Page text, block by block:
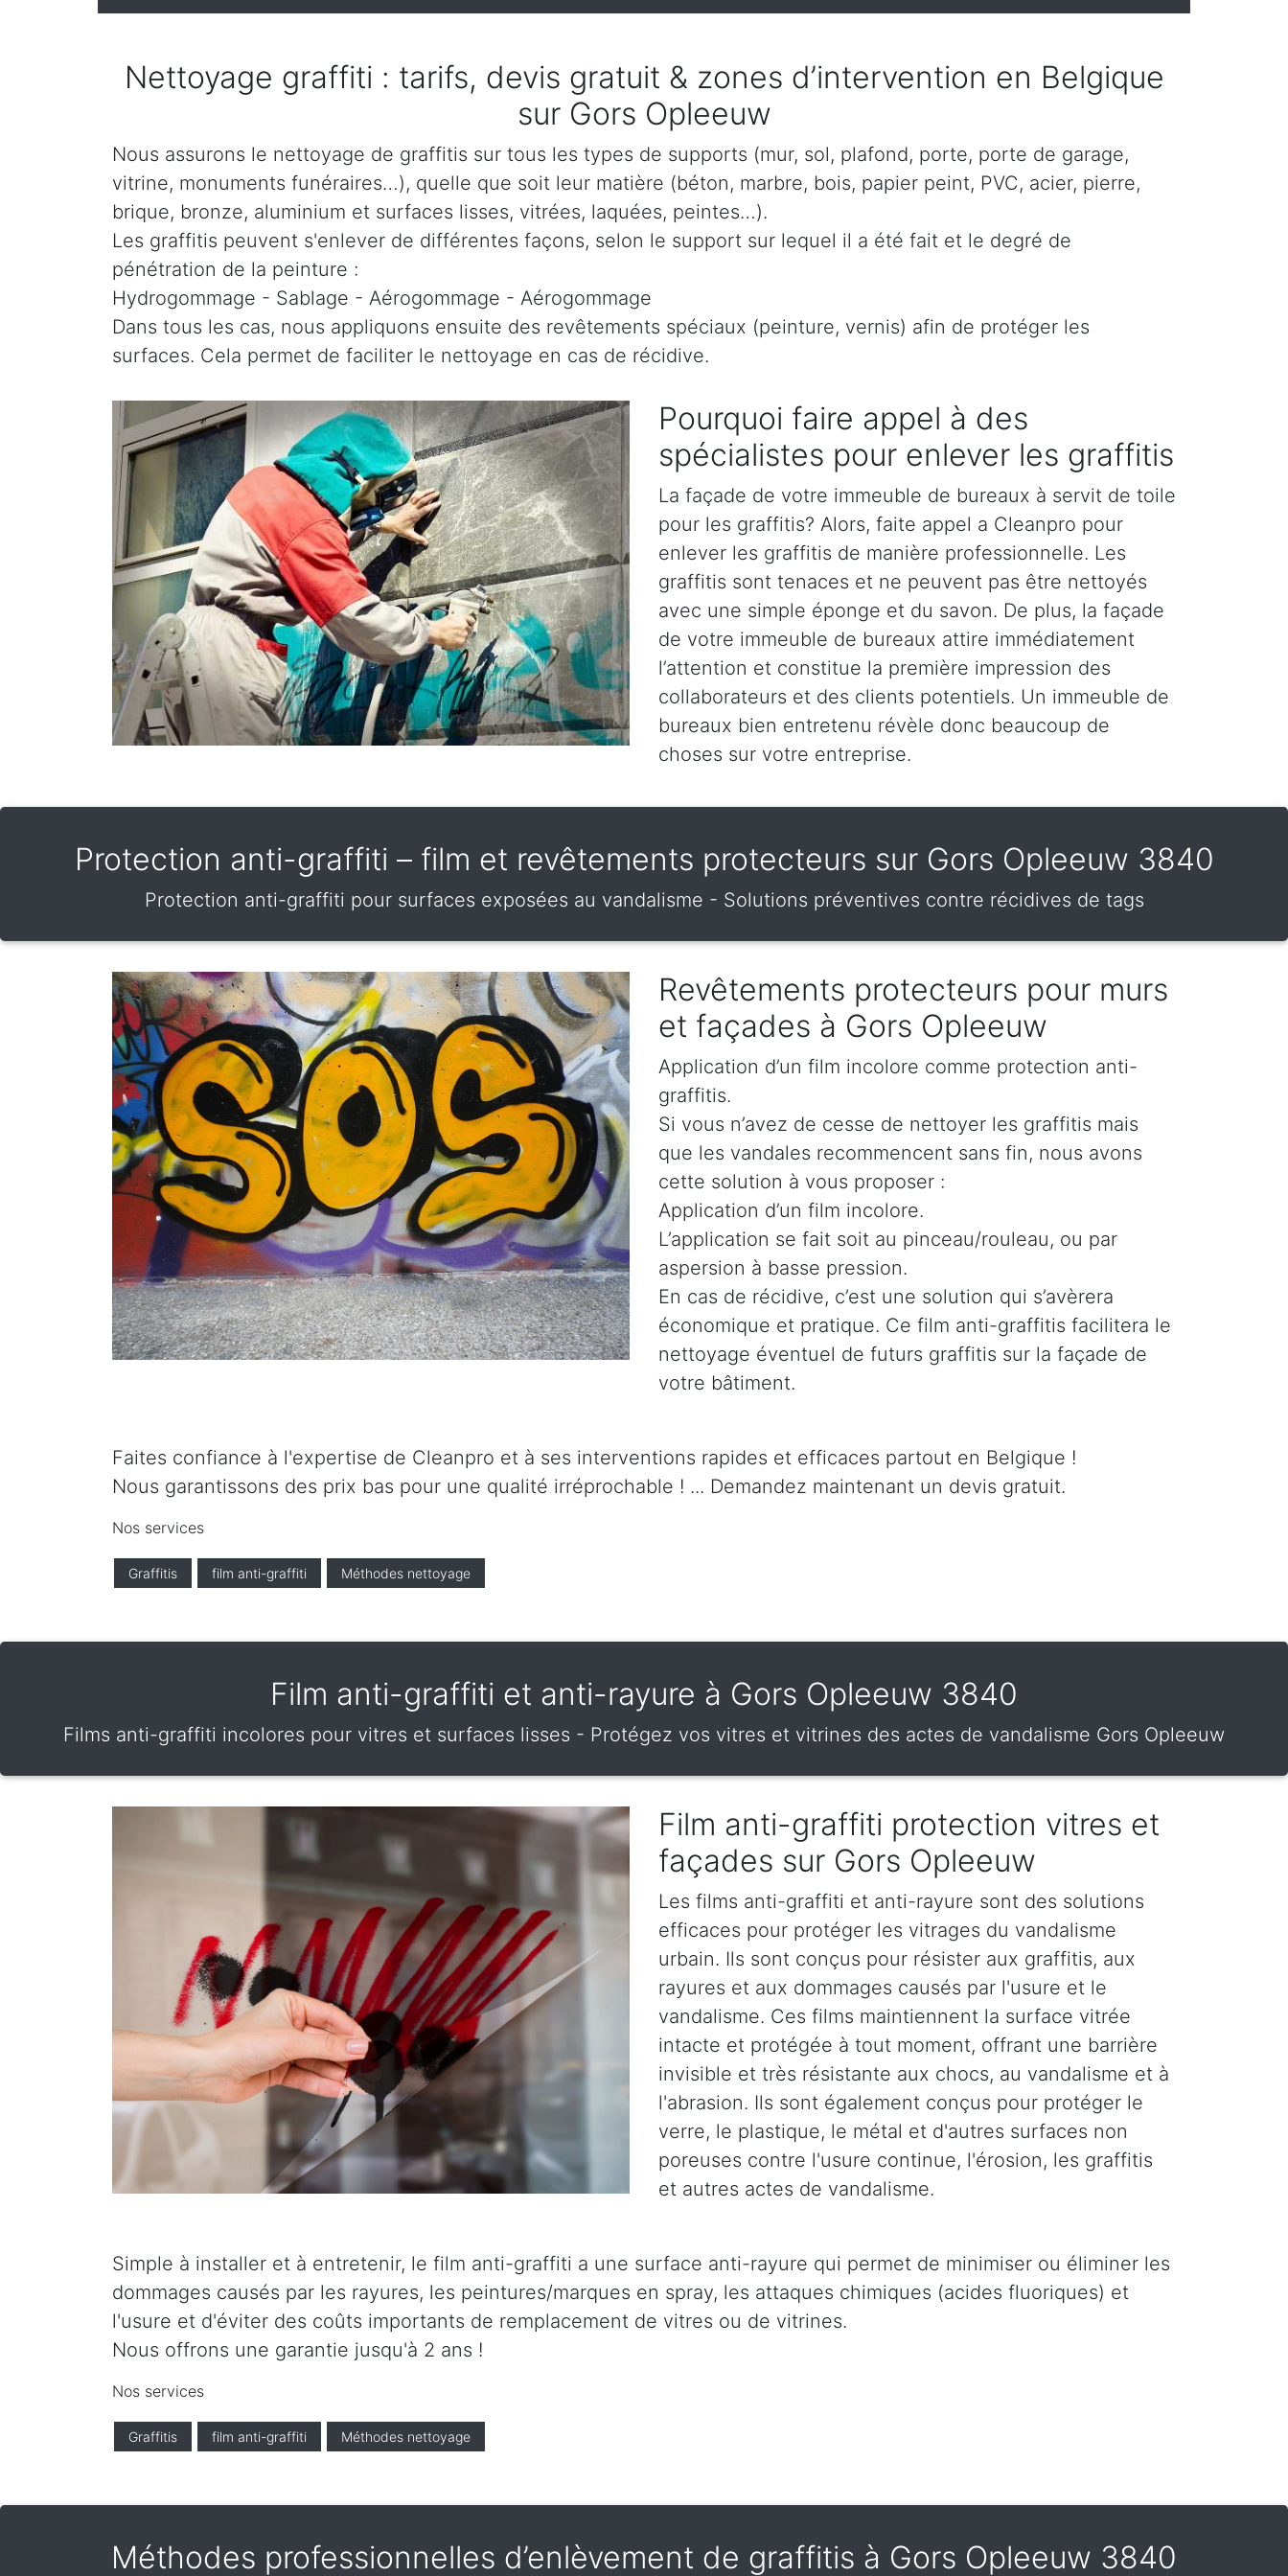
Nettoyage graffiti : tarifs, devis gratuit & zones d’intervention en Belgique
sur Gors Opleeuw
Nous assurons le nettoyage de graffitis sur tous les types de supports (mur, sol, plafond, porte, porte de garage,
vitrine, monuments funéraires…), quelle que soit leur matière (béton, marbre, bois, papier peint, PVC, acier, pierre,
brique, bronze, aluminium et surfaces lisses, vitrées, laquées, peintes…).
Les graffitis peuvent s'enlever de différentes façons, selon le support sur lequel il a été fait et le degré de
pénétration de la peinture :
Hydrogommage - Sablage - Aérogommage - Aérogommage
Dans tous les cas, nous appliquons ensuite des revêtements spéciaux (peinture, vernis) afin de protéger les
surfaces. Cela permet de faciliter le nettoyage en cas de récidive.
Pourquoi faire appel à des
spécialistes pour enlever les graffitis
La façade de votre immeuble de bureaux à servit de toile
pour les graffitis? Alors, faite appel a Cleanpro pour
enlever les graffitis de manière professionnelle. Les
graffitis sont tenaces et ne peuvent pas être nettoyés
avec une simple éponge et du savon. De plus, la façade
de votre immeuble de bureaux attire immédiatement
l’attention et constitue la première impression des
collaborateurs et des clients potentiels. Un immeuble de
bureaux bien entretenu révèle donc beaucoup de
choses sur votre entreprise.
Protection anti-graffiti – film et revêtements protecteurs sur Gors Opleeuw 3840
Protection anti-graffiti pour surfaces exposées au vandalisme - Solutions préventives contre récidives de tags
Revêtements protecteurs pour murs
et façades à Gors Opleeuw
Application d’un film incolore comme protection anti-
graffitis.
Si vous n’avez de cesse de nettoyer les graffitis mais
que les vandales recommencent sans fin, nous avons
cette solution à vous proposer :
Application d’un film incolore.
L’application se fait soit au pinceau/rouleau, ou par
aspersion à basse pression.
En cas de récidive, c’est une solution qui s’avèrera
économique et pratique. Ce film anti-graffitis facilitera le
nettoyage éventuel de futurs graffitis sur la façade de
votre bâtiment.
Faites confiance à l'expertise de Cleanpro et à ses interventions rapides et efficaces partout en Belgique !
Nous garantissons des prix bas pour une qualité irréprochable ! ... Demandez maintenant un devis gratuit.
Nos services
Graffitis film anti-graffiti Méthodes nettoyage
Film anti-graffiti et anti-rayure à Gors Opleeuw 3840
Films anti-graffiti incolores pour vitres et surfaces lisses - Protégez vos vitres et vitrines des actes de vandalisme Gors Opleeuw
Film anti-graffiti protection vitres et
façades sur Gors Opleeuw
Les films anti-graffiti et anti-rayure sont des solutions
efficaces pour protéger les vitrages du vandalisme
urbain. Ils sont conçus pour résister aux graffitis, aux
rayures et aux dommages causés par l'usure et le
vandalisme. Ces films maintiennent la surface vitrée
intacte et protégée à tout moment, offrant une barrière
invisible et très résistante aux chocs, au vandalisme et à
l'abrasion. Ils sont également conçus pour protéger le
verre, le plastique, le métal et d'autres surfaces non
poreuses contre l'usure continue, l'érosion, les graffitis
et autres actes de vandalisme.
Simple à installer et à entretenir, le film anti-graffiti a une surface anti-rayure qui permet de minimiser ou éliminer les
dommages causés par les rayures, les peintures/marques en spray, les attaques chimiques (acides fluoriques) et
l'usure et d'éviter des coûts importants de remplacement de vitres ou de vitrines.
Nous offrons une garantie jusqu'à 2 ans !
Nos services
Graffitis film anti-graffiti Méthodes nettoyage
Méthodes professionnelles d’enlèvement de graffitis à Gors Opleeuw 3840